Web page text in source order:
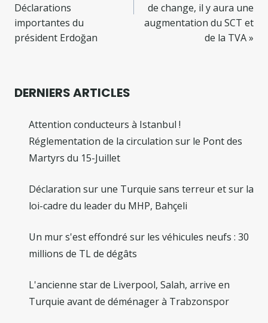
Déclarations
importantes du
président Erdoğan
de change, il y aura une
augmentation du SCT et
de la TVA »
DERNIERS ARTICLES
Attention conducteurs à Istanbul !
Réglementation de la circulation sur le Pont des
Martyrs du 15-Juillet
Déclaration sur une Turquie sans terreur et sur la
loi-cadre du leader du MHP, Bahçeli
Un mur s'est effondré sur les véhicules neufs : 30
millions de TL de dégâts
L'ancienne star de Liverpool, Salah, arrive en
Turquie avant de déménager à Trabzonspor